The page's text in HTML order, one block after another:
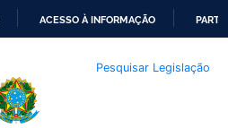
O
CONTEÚDO
ACESSO À INFORMAÇÃO
Pesquisar Legislação